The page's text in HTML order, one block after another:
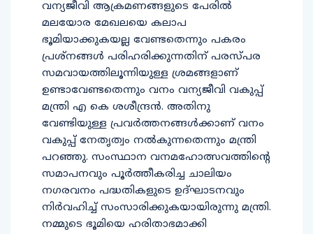
വന്യജീവി ആക്രമണങ്ങളുടെ പേരില്‍
മലയോര മേഖലയെ കലാപ
ഭൂമിയാക്കുകയല്ല വേണ്ടതെന്നും പകരം
പ്രശ്നങ്ങള്‍ പരിഹരിക്കുന്നതിന് പരസ്പര
സമവായത്തിലൂന്നിയുള്ള ശ്രമങ്ങളാണ്
ഉണ്ടാവേണ്ടതെന്നും വനം വന്യജീവി വകുപ്പ്
മന്ത്രി എ കെ ശശീന്ദ്രന്‍. അതിനു
വേണ്ടിയുള്ള പ്രവര്‍ത്തനങ്ങള്‍ക്കാണ് വനം
വകുപ്പ് നേതൃത്വം നല്‍കുന്നതെന്നും മന്ത്രി
പറഞ്ഞു. സംസ്ഥാന വനമഹോത്സവത്തിന്റെ
സമാപനവും പൂര്‍ത്തീകരിച്ച ചാലിയം
നഗരവനം പദ്ധതികളുടെ ഉദ്ഘാടനവും
നിര്‍വഹിച്ച് സംസാരിക്കുകയായിരുന്നു മന്ത്രി.
നമ്മുടെ ഭൂമിയെ ഹരിതാഭമാക്കി